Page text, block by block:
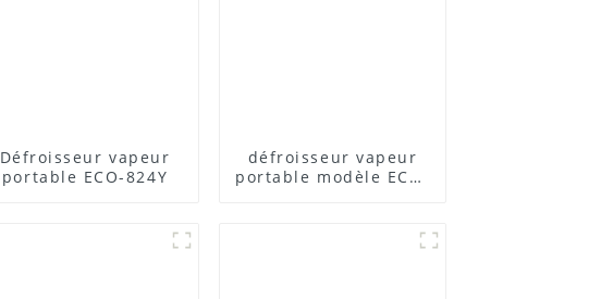
Défroisseur vapeur
portable ECO-824Y
défroisseur vapeur
portable modèle ECO-